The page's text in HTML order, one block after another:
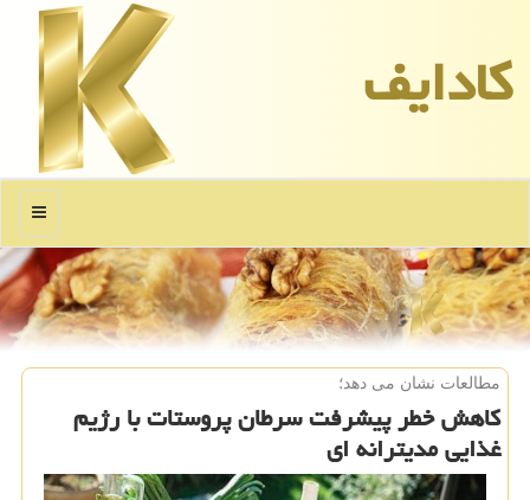
كادایف
منو
مطالعات نشان می دهد؛
كاهش خطر پیشرفت سرطان پروستات با رژیم
غذایی مدیترانه ای